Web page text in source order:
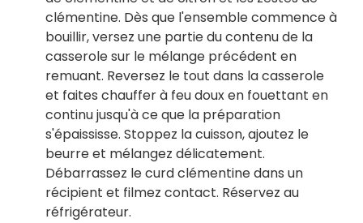
clémentine. Dès que l'ensemble commence à
bouillir, versez une partie du contenu de la
casserole sur le mélange précédent en
remuant. Reversez le tout dans la casserole
et faites chauffer à feu doux en fouettant en
continu jusqu'à ce que la préparation
s'épaississe. Stoppez la cuisson, ajoutez le
beurre et mélangez délicatement.
Débarrassez le curd clémentine dans un
récipient et filmez contact. Réservez au
réfrigérateur.